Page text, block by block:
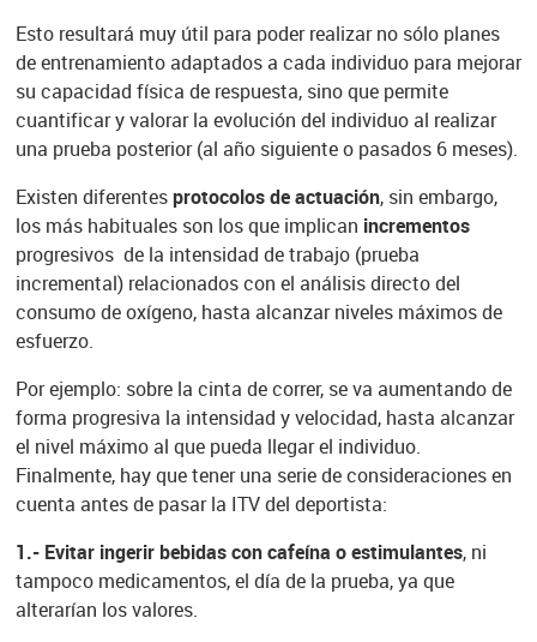
Esto resultará muy útil para poder realizar no sólo planes
de entrenamiento adaptados a cada individuo para mejorar
su capacidad física de respuesta, sino que permite
cuantificar y valorar la evolución del individuo al realizar
una prueba posterior (al año siguiente o pasados 6 meses).
Existen diferentesprotocolos de actuación, sin embargo,
los más habituales son los que implican incrementos
progresivos de la intensidad de trabajo (prueba
incremental) relacionados con el análisis directo del
consumo de oxígeno, hasta alcanzar niveles máximos de
esfuerzo.
Por ejemplo: sobre la cinta de correr, se va aumentando de
forma progresiva la intensidad y velocidad, hasta alcanzar
el nivel máximo al que pueda llegar el individuo.
Finalmente, hay que tener una serie de consideraciones en
cuenta antes de pasar la ITV del deportista:
1.- Evitar ingerir bebidas con cafeína o estimulantes, ni
tampoco medicamentos, el día de la prueba, ya que
alterarían los valores.